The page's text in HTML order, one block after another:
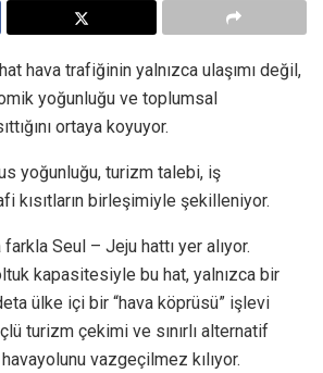
hava trafiğinin yalnızca ulaşımı değil,
yoğunluğu ve toplumsal
ortaya koyuyor.
yoğunluğu, turizm talebi, iş
kısıtların birleşimiyle şekilleniyor.
Seul – Jeju hattı yer alıyor.
kapasitesiyle bu hat, yalnızca bir
ülke içi bir “hava köprüsü” işlevi
turizm çekimi ve sınırlı alternatif
vazgeçilmez kılıyor.